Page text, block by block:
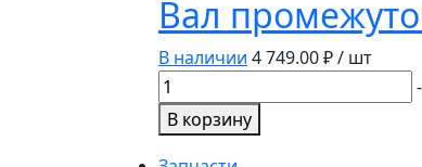
с
втулками
70-
2801120-
А1
Вал
В наличии 4 749.00₽ / шт
Количество
товара
Вал
промежуточный
-
В корзину